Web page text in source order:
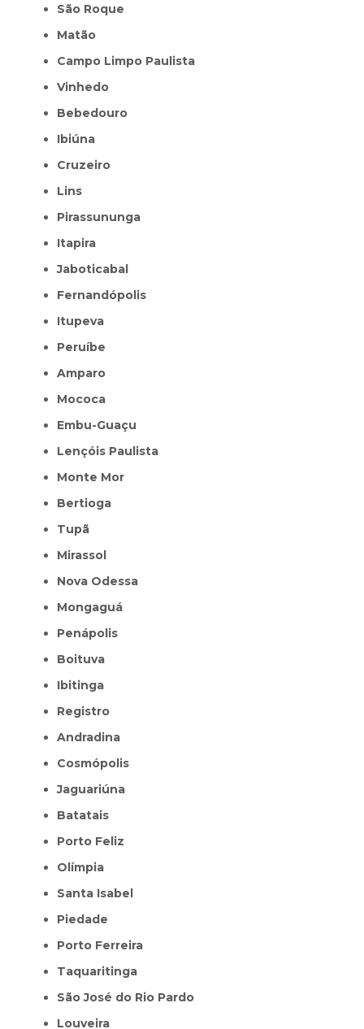
São Roque
Matão
Campo Limpo Paulista
Vinhedo
Bebedouro
Ibiúna
Cruzeiro
Lins
Pirassununga
Itapira
Jaboticabal
Fernandópolis
Itupeva
Peruíbe
Amparo
Mococa
Embu-Guaçu
Lençóis Paulista
Monte Mor
Bertioga
Tupã
Mirassol
Nova Odessa
Mongaguá
Penápolis
Boituva
Ibitinga
Registro
Andradina
Cosmópolis
Jaguariúna
Batatais
Porto Feliz
Olímpia
Santa Isabel
Piedade
Porto Ferreira
Taquaritinga
São José do Rio Pardo
Louveira